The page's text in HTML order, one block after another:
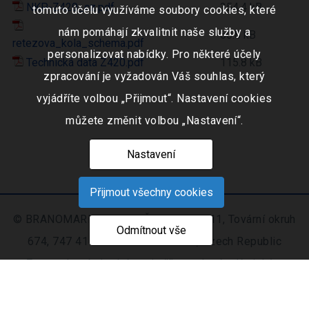
NKP-Z420_cz.pdf 354.4 kB
retezova_kola_schema.pdf
60.8 kB
Technická data Z420.pdf 115.8 kB
© BRANOMARKET s.r.o., IČO: 253 51 311, Tovární okruh
674, 747 41 Hradec nad Moravicí, Czech Republic
Zapsaná v obchodním rejstříku vedeném Krajským
tomuto účelu využíváme soubory cookies, které
nám pomáhají zkvalitnit naše služby a
personalizovat nabídky. Pro některé účely
zpracování je vyžadován Váš souhlas, který
vyjádříte volbou „Přijmout“. Nastavení cookies
můžete změnit volbou „Nastavení“.
Nastavení
Přijmout všechny cookies
Odmítnout vše